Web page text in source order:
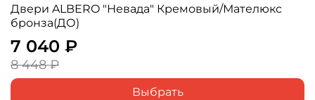
Двери ALBERO "Невада" Кремовый/Мателюкс
бронза(ДО)
7 040 ₽
8 448 ₽
Выбрать